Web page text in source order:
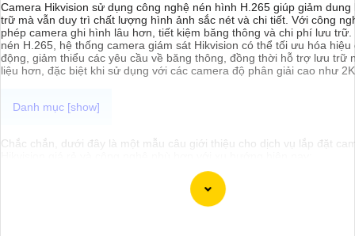
Camera Hikvision sử dụng công nghệ nén hình H.265 giúp giảm
trữ mà vẫn duy trì chất lượng hình ảnh sắc nét và chi tiết. Với công
phép camera ghi hình lâu hơn, tiết kiệm băng thông và chi phí lưu
nén H.265, hệ thống camera giám sát Hikvision có thể tối ưu hóa hiệu
động, giảm thiểu các yêu cầu về băng thông, đồng thời hỗ trợ lưu trữ
liệu hơn, đặc biệt khi sử dụng với các camera độ phân giải cao như
Chắc chắn, dưới đây là một mẫu câu giới thiệu cho dịch vụ lắp đặt
"Chào bạn! Bạn đang cần giải pháp an ninh hiện đại và đáng tin cậy
hoặc cơ sở kinh doanh của mình? Hãy để chúng tôi giúp bạn với dịch
camera Hikvision giá rẻ, mang đến công nghệ hàng đầu và hiệu suất
chúng tôi, bạn hoàn toàn yên tâm về an ninh mà không cần lo lắng về